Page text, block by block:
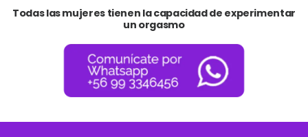
Todas las mujeres tienen la capacidad de experimentar
un orgasmo